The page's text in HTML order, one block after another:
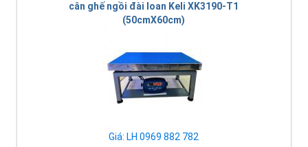
cân ghế ngồi đài loan Keli XK3190-T1
(50cmX60cm)
Giá: LH 0969 882 782